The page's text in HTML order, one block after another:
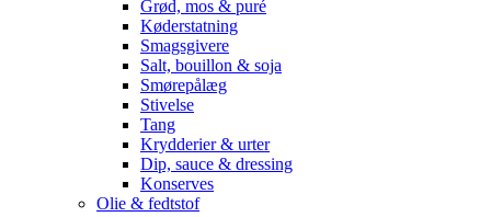
Grød, mos & puré
Køderstatning
Smagsgivere
Salt, bouillon & soja
Smørepålæg
Stivelse
Tang
Krydderier & urter
Dip, sauce & dressing
Konserves
Olie & fedtstof